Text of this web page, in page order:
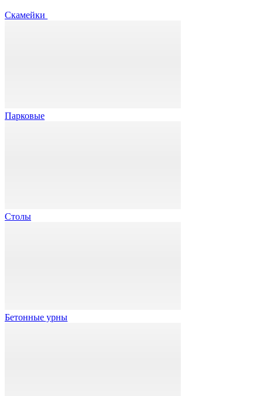
Скамейки
Парковые
Столы
Бетонные урны